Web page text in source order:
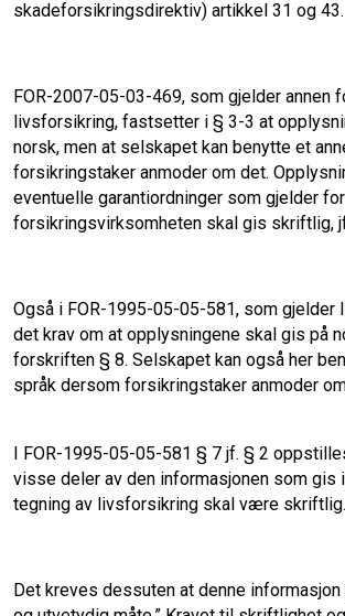
skadeforsikringsdirektiv) artikkel 31 og 43.
FOR-2007-05-03-469, som gjelder annen
livsforsikring, fastsetter i § 3-3 at
norsk, men at selskapet kan benytte et
forsikringstaker anmoder om det.
eventuelle garantiordninger som gjelder for
forsikringsvirksomheten skal gis skriftlig,
Også i FOR-1995-05-05-581, som gjelder
det krav om at opplysningene skal gis på
forskriften § 8. Selskapet kan også her
språk dersom forsikringstaker anmoder
I FOR-1995-05-05-581 § 7 jf. § 2
visse deler av den informasjonen som gis
tegning av livsforsikring skal være skriftlig.
Det kreves dessuten at denne